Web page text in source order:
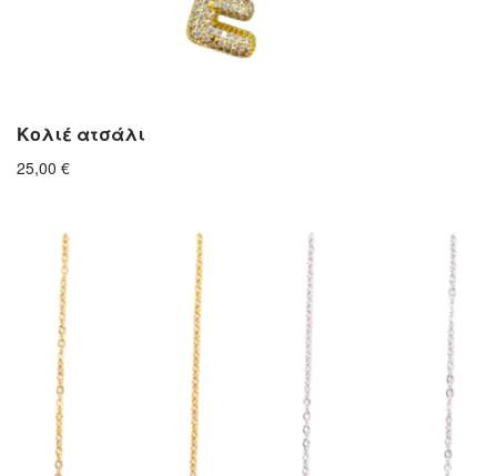
Κολιέ ατσάλι
25,00 €